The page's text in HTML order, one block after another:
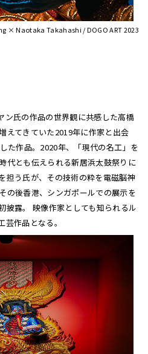
× Naotaka Takahashi / DOGO ART 2023
ン氏の作品の世界観に共感した高橋
えてきていた2019年に作家と出会
た作品。2020年、「現代の名工」を
代とも伝えられる新居浜太鼓祭りに
担う氏が、その技術の粋を電磁脳神
の後香港、シンガポールでの展示を
披露。 映像作家としても知られるル
作品となる。